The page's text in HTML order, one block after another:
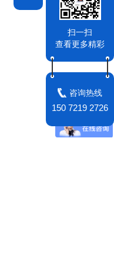
扫一扫
查看更多精彩
咨询热线
150 7219 2726